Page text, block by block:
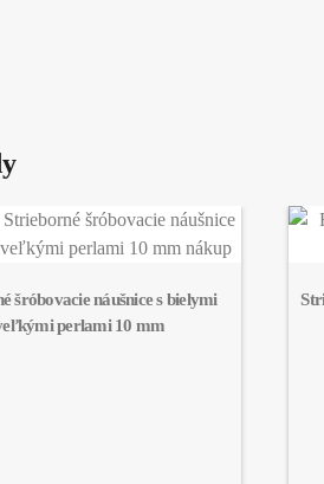
šróbovacie náušnice s bielymi
perlami 10 mm